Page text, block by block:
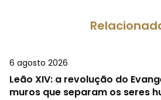
6 agosto 2026
Leão XIV: a revolução do
muros que separam os seres